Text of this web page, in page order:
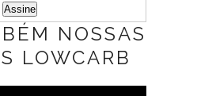
NOSSAS
LOWCARB